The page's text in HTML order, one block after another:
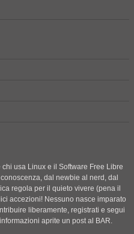
usa Linux e il Software Free Libre
dal newbie al nerd, dal
regola per il quieto vivere (pena il
accezioni! Nessuno nasce imparato
liberamente, registrati e segui
aprite un post al BAR.